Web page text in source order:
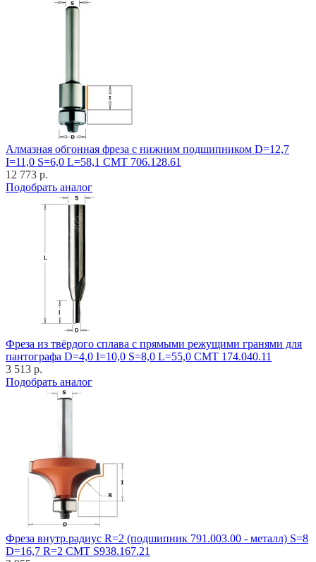
Алмазная обгонная фреза с нижним подшипником D=12,7
I=11,0 S=6,0 L=58,1 CMT 706.128.61
12 773 р.
Подобрать аналог
Фреза из твёрдого сплава с прямыми режущими гранями для
пантографа D=4,0 I=10,0 S=8,0 L=55,0 CMT 174.040.11
3 513 р.
Подобрать аналог
Фреза внутр.радиус R=2 (подшипник 791.003.00 - металл) S=8
D=16,7 R=2 CMT S938.167.21